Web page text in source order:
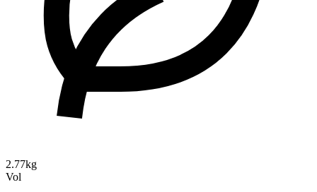
2.77kg
Vol